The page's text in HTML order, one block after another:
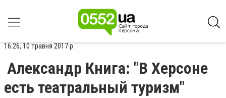
16:26, 10 травня 2017 р.
Александр Книга: "В Херсоне
есть театральный туризм"